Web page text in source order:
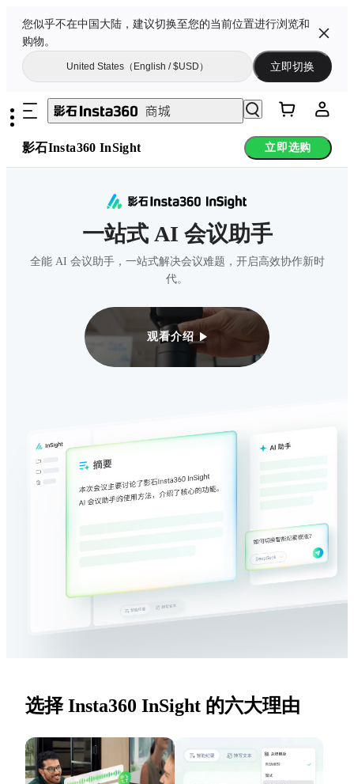
您似乎不在中国大陆，建议切换至您的当前位置进行浏览和
购物。
United States（English / $USD） 立即切换
影石Insta360 InSight 立即选购
一站式 AI 会议助手
全能 AI 会议助手，一站式解决会议难题，开启高效协作新时
代。
观看介绍
选择 Insta360 InSight 的六大理由